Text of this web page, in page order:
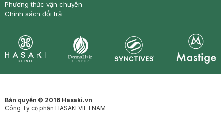
Phương thức vận chuyển
Chính sách đổi trả
Bản quyền © 2016 Hasaki.vn
Công Ty cổ phần HASAKI VIETNAM